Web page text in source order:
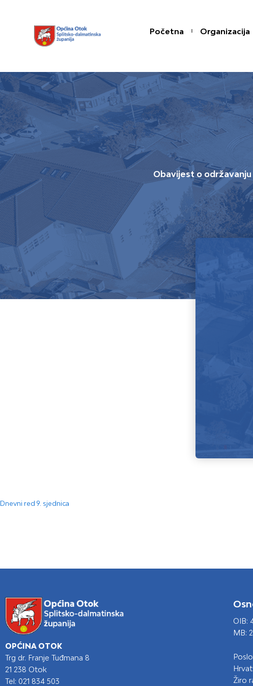
Početna Organizacija
Obavijest o
Dnevni red 9. sjednica
OPĆINA OTOK
Trg dr. Franje Tuđmana 8
21 238 Otok
Tel: 021 834 503
OIB:
MB:
Žiro